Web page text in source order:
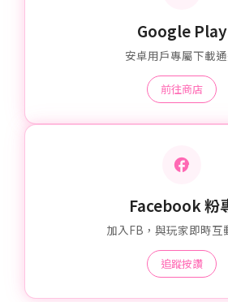
Google Play
安卓用戶專屬下載
前往商店
Facebook 粉
加入FB，與玩家即時互
追蹤按讚